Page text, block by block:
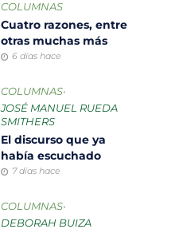
COLUMNAS
Cuatro razones, entre
otras muchas más
6 días hace
COLUMNAS•
JOSÉ MANUEL RUEDA
SMITHERS
El discurso que ya
había escuchado
7 días hace
COLUMNAS•
DEBORAH BUIZA